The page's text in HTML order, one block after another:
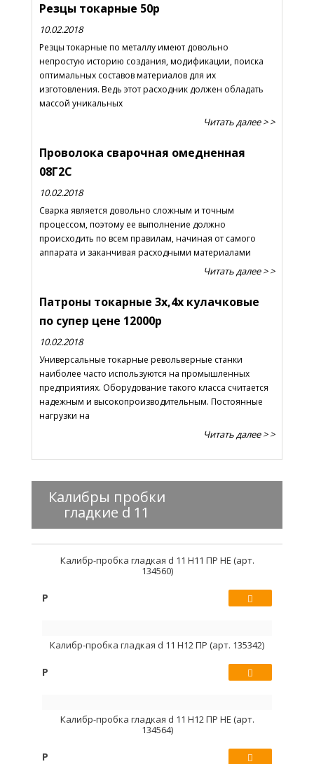
Резцы токарные 50р
10.02.2018
Резцы токарные по металлу имеют довольно
непростую историю создания, модификации, поиска
оптимальных составов материалов для их
изготовления. Ведь этот расходник должен обладать
массой уникальных
Читать далее > >
Проволока сварочная омедненная
08Г2С
10.02.2018
Сварка является довольно сложным и точным
процессом, поэтому ее выполнение должно
происходить по всем правилам, начиная от самого
аппарата и заканчивая расходными материалами
Читать далее > >
Патроны токарные 3х,4х кулачковые
по супер цене 12000р
10.02.2018
Универсальные токарные револьверные станки
наиболее часто используются на промышленных
предприятиях. Оборудование такого класса считается
надежным и высокопроизводительным. Постоянные
нагрузки на
Читать далее > >
Калибры пробки
гладкие d 11
Калибр-пробка гладкая d 11 Н11 ПР НЕ (арт.
134560)
Р
Калибр-пробка гладкая d 11 Н12 ПР (арт. 135342)
Р
Калибр-пробка гладкая d 11 Н12 ПР НЕ (арт.
134564)
Р